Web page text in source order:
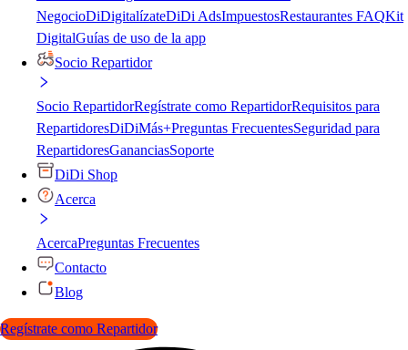
NegocioDiDigitalízateDiDi AdsImpuestosRestaurantes FAQKit
DigitalGuías de uso de la app
Socio Repartidor
Socio RepartidorRegístrate como RepartidorRequisitos para
RepartidoresDiDiMás+Preguntas FrecuentesSeguridad para
RepartidoresGananciasSoporte
DiDi Shop
Acerca
AcercaPreguntas Frecuentes
Contacto
Blog
Regístrate como Repartidor